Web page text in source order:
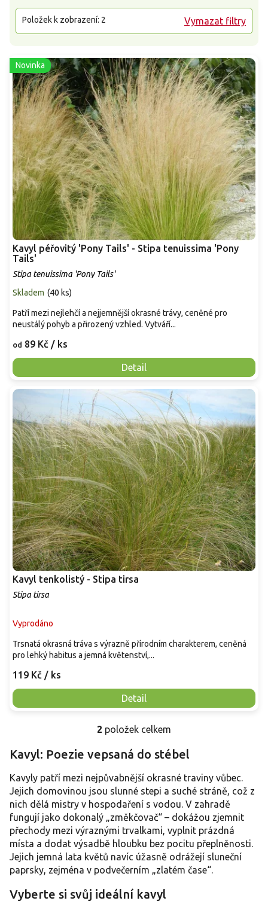
Vymazat filtry
Položek k zobrazení: 2
Novinka
Kavyl péřovitý 'Pony Tails' - Stipa tenuissima 'Pony
Tails'
Stipa tenuissima 'Pony Tails'
Skladem (40 ks)
od 89 Kč / ks
Detail
Patří mezi nejlehčí a nejjemnější okrasné trávy, ceněné pro
neustálý pohyb a přirozený vzhled. Vytváří...
Kavyl tenkolistý - Stipa tirsa
Stipa tirsa
Vyprodáno
119 Kč / ks
Detail
Trsnatá okrasná tráva s výrazně přírodním charakterem, ceněná
pro lehký habitus a jemná květenství,...
O
l
d
a
c
í
p
r
v
k
y
ý
2 položek celkem
Kavyl: Poezie vepsaná do stébel
Kavyly patří mezi nejpůvabnější okrasné traviny vůbec.
Jejich domovinou jsou slunné stepi a suché stráně, což z
nich dělá mistry v hospodaření s vodou. V zahradě
fungují jako dokonalý „změkčovač“ – dokážou zjemnit
přechody mezi výraznými trvalkami, vyplnit prázdná
místa a dodat výsadbě hloubku bez pocitu přeplněnosti.
Jejich jemná lata květů navíc úžasně odrážejí sluneční
paprsky, zejména v podvečerním „zlatém čase“.
Vyberte si svůj ideální kavyl